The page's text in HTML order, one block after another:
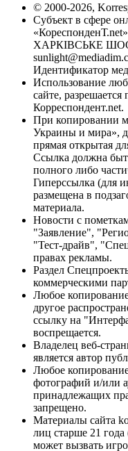
© 2000-2026,
Субъект в сфере
ХАРКІВСЬКЕ
Идентификатор
Использование
сайте,
Корреспондент.net.
При копировании
Украины и мира»,
прямая открытая
Ссылка должна
полного либо
Гиперссылка (для
размещена в
материала.
Новости с
"Заявление",
"Тест-драйв",
правах рекламы.
Раздел
коммерческими
Любое
другое
ссылку на
воспрещается.
Владелец веб-
является автор
Любое
фотографий и/или
принадлежащих
запрещено.
Материалы сайта
лиц старше 21
может вызвать